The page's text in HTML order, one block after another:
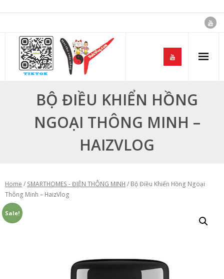
content
BỘ ĐIỀU KHIỂN HỒNG
NGOẠI THÔNG MINH –
HAIZVLOG
Home / SMARTHOMES - ĐIỆN THÔNG MINH / Bộ Điều Khiển Hồng Ngoại
Thông Minh – HaizVlog
Sale!